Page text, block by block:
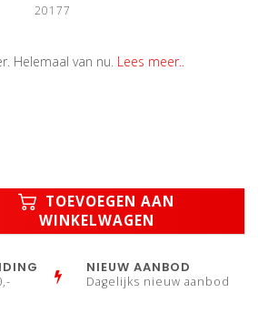
20177
Helemaal van nu. Lees meer..
TOEVOEGEN AAN
WINKELWAGEN
NIEUW AANBOD
Dagelijks nieuw aanbod